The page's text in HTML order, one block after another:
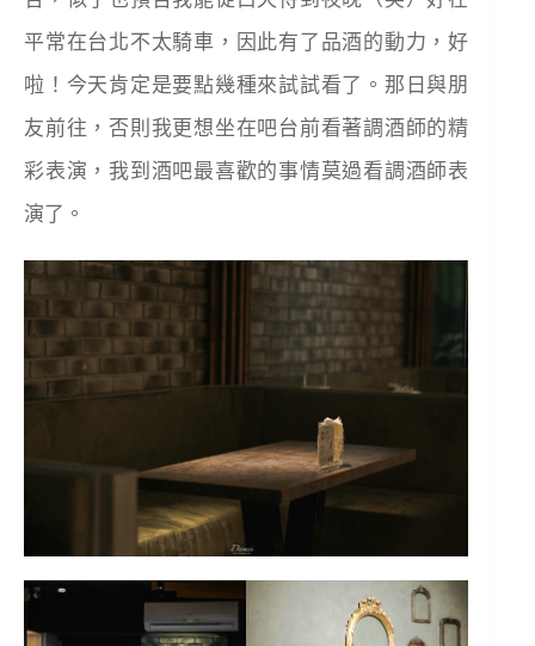
平常在台北不太騎車，因此有了品酒的動力，好
啦！今天肯定是要點幾種來試試看了。那日與朋
友前往，否則我更想坐在吧台前看著調酒師的精
彩表演，我到酒吧最喜歡的事情莫過看調酒師表
演了。